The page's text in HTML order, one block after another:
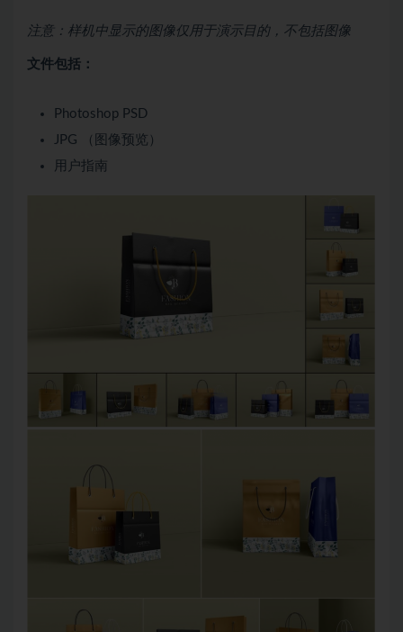
注意：样机中显示的图像仅用于演示目的，不包括图像
文件包括：
Photoshop PSD
JPG （图像预览）
用户指南